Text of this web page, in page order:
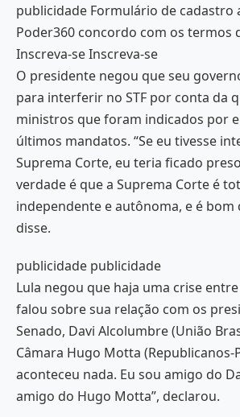
publicidade Formulário de cadastro
Poder360 concordo com os termos
Inscreva-se Inscreva-se
O presidente negou que seu
para interferir no STF por conta da
ministros que foram indicados por
últimos mandatos. “Se eu tivesse
Suprema Corte, eu teria ficado
verdade é que a Suprema Corte é
independente e autônoma, e é bom
disse.
publicidade publicidade
Lula negou que haja uma crise
falou sobre sua relação com os
Senado, Davi Alcolumbre (União
Câmara Hugo Motta (Republicanos-
aconteceu nada. Eu sou amigo do
amigo do Hugo Motta”, declarou.